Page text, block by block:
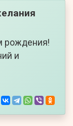
рождения!
и